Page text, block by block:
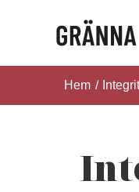
innehållet
Hem